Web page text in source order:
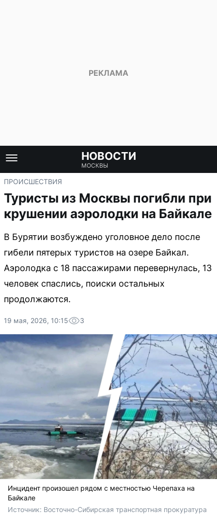
НОВОСТИ
МОСКВЫ
ПРОИСШЕСТВИЯ
Туристы из Москвы погибли при
крушении аэролодки на Байкале
В Бурятии возбуждено уголовное дело после
гибели пятерых туристов на озере Байкал.
Аэролодка с 18 пассажирами перевернулась, 13
человек спаслись, поиски остальных
продолжаются.
19 мая, 2026, 10:15 3
Инцидент произошел рядом с местностью Черепаха на
Байкале
Источник: Восточно-Сибирская транспортная прокуратура